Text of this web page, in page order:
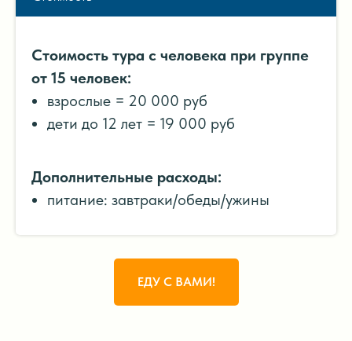
Стоимость тура с человека при группе
от 15 человек:
взрослые = 20 000 руб
дети до 12 лет = 19 000 руб
Дополнительные расходы:
питание: завтраки/обеды/ужины
ЕДУ С ВАМИ!